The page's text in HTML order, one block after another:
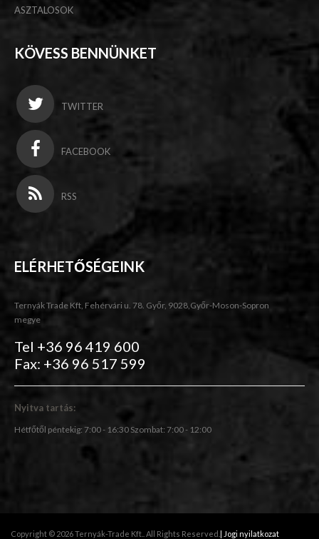
ASZTALOSOK
KÖVESS BENNÜNKET
TWITTER
FACEBOOK
RSS
ELÉRHETŐSÉGEINK
Ternyák Trade Kft, Fehérvári u. 78. Győr, 9028,Győr-Moson-Sopron
megye
Tel +36 96 419 600
Fax: +36 96 517 599
Nyitva tartás:
Hétfőtől péntekig: 7:00 - 16:30 Szombat: 7:00 - 12:00
Copyright © 2026 Ternyák-Trade Kft.. All Rights Reserved. | Jogi nyilatkozat